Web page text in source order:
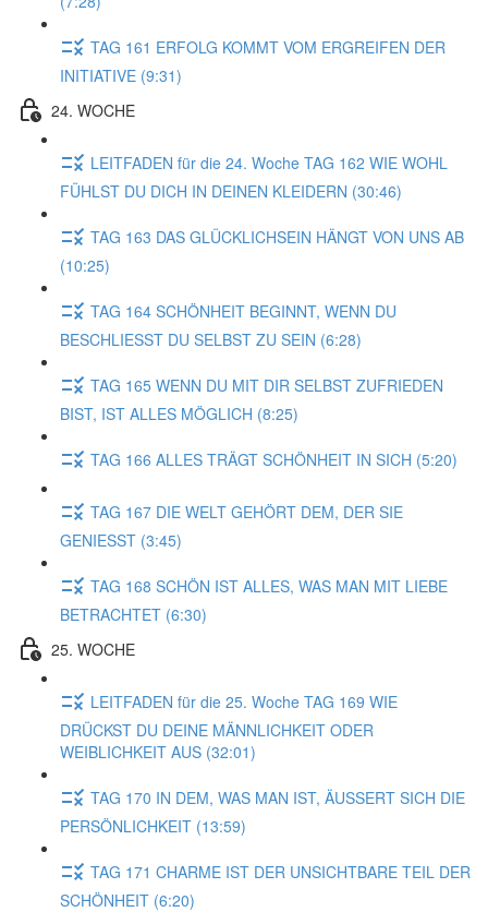
TAG 161 ERFOLG KOMMT VOM ERGREIFEN DER
INITIATIVE (9:31)
24. WOCHE
LEITFADEN für die 24. Woche TAG 162 WIE WOHL
FÜHLST DU DICH IN DEINEN KLEIDERN (30:46)
TAG 163 DAS GLÜCKLICHSEIN HÄNGT VON UNS AB
(10:25)
TAG 164 SCHÖNHEIT BEGINNT, WENN DU
BESCHLIESST DU SELBST ZU SEIN (6:28)
TAG 165 WENN DU MIT DIR SELBST ZUFRIEDEN
BIST, IST ALLES MÖGLICH (8:25)
TAG 166 ALLES TRÄGT SCHÖNHEIT IN SICH (5:20)
TAG 167 DIE WELT GEHÖRT DEM, DER SIE
GENIESST (3:45)
TAG 168 SCHÖN IST ALLES, WAS MAN MIT LIEBE
BETRACHTET (6:30)
25. WOCHE
LEITFADEN für die 25. Woche TAG 169 WIE
DRÜCKST DU DEINE MÄNNLICHKEIT ODER
WEIBLICHKEIT AUS (32:01)
TAG 170 IN DEM, WAS MAN IST, ÄUSSERT SICH DIE
PERSÖNLICHKEIT (13:59)
TAG 171 CHARME IST DER UNSICHTBARE TEIL DER
SCHÖNHEIT (6:20)